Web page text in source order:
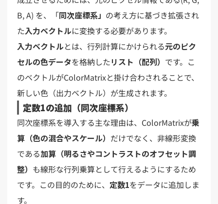
B, A) を、「同次座標系」 の考え方に基づき拡張され
た入力ベクトルに変換する必要があります。
入力ベクトルとは、行列計算にかけられる元のピク
セルの色データを格納したリスト（配列） です。こ
のベクトルがColorMatrixと掛け合わされることで、
新しい色（出力ベクトル）が生成されます。
定数1の追加（同次座標系）
同次座標系を導入する主な理由は、ColorMatrixが乗
算（色の混合やスケール） だけでなく、非線形変換
である加算（明るさやコントラストのオフセット調
整） も線形な行列乗算として行えるようにするため
です。この目的のために、 定数1をデータに追加しま
す。